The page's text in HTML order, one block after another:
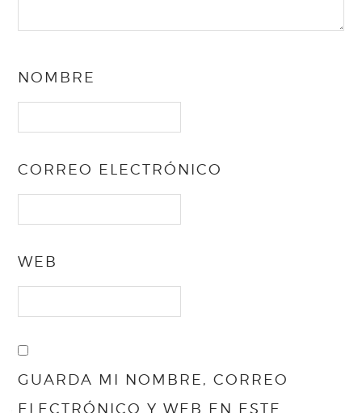
NOMBRE
CORREO ELECTRÓNICO
WEB
GUARDA MI NOMBRE, CORREO
ELECTRÓNICO Y WEB EN ESTE